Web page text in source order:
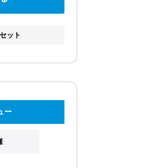
ット
ー